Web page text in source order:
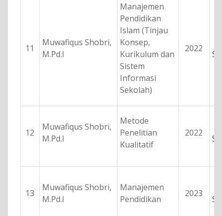
11
Muwafiqus Shobri,
M.Pd.I
Manajemen
Pendidikan
Islam (Tinjau
Konsep,
Kurikulum dan
Sistem
Informasi
Sekolah)
2022
12
Muwafiqus Shobri,
M.Pd.I
Metode
Penelitian
Kualitatif
2022
13
Muwafiqus Shobri,
M.Pd.I
Manajemen
Pendidikan
2023